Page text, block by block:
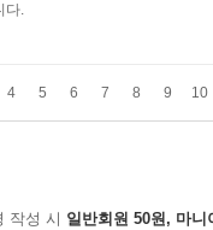
다.
4 5 6 7 8 9 10
작성 시 일반회원 50원, 마니